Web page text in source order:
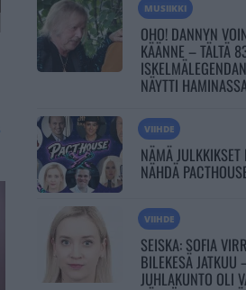
MUSIIKKI
OHO! DANNYN
KÄÄNNE – TÄLTÄ
NÄYTTI
VIIHDE
NÄMÄ JULKKIKSET
NÄHDÄ
VIIHDE
SEISKA: SOFIA
BILEKESÄ JATKUU
JUHLAKUNTO OLI